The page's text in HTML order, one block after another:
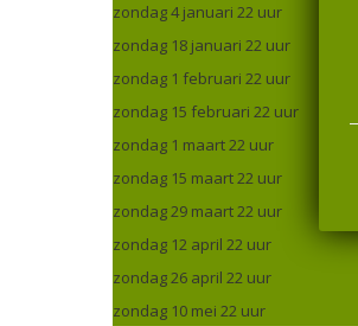
zondag 4 januari 22 uur
zondag 18 januari 22 uur
zondag 1 februari 22 uur
zondag 15 februari 22 uur
zondag 1 maart 22 uur
zondag 15 maart 22 uur
zondag 29 maart 22 uur
zondag 12 april 22 uur
zondag 26 april 22 uur
zondag 10 mei 22 uur